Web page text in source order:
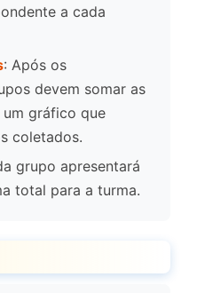
a cada
: Após os
devem somar as
gráfico que
coletados.
grupo apresentará
total para a turma.